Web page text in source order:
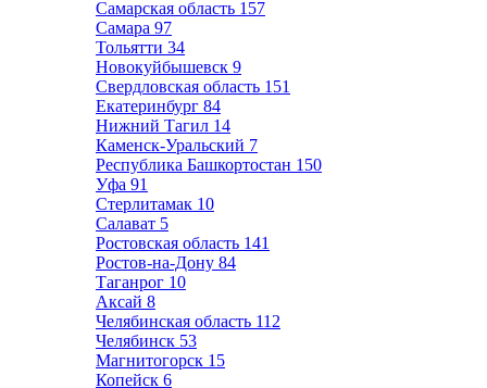
Самарская область 157
Самара 97
Тольятти 34
Новокуйбышевск 9
Свердловская область 151
Екатеринбург 84
Нижний Тагил 14
Каменск-Уральский 7
Республика Башкортостан 150
Уфа 91
Стерлитамак 10
Салават 5
Ростовская область 141
Ростов-на-Дону 84
Таганрог 10
Аксай 8
Челябинская область 112
Челябинск 53
Магнитогорск 15
Копейск 6